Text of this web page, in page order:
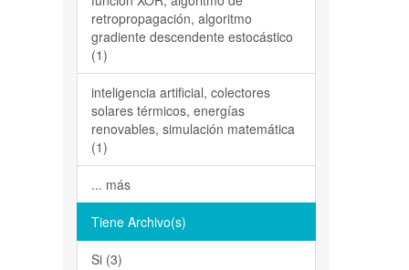
retropropagación, algoritmo
gradiente descendente estocástico
(1)
inteligencia artificial, colectores
solares térmicos, energías
renovables, simulación matemática
(1)
... más
Tiene Archivo(s)
Si (3)